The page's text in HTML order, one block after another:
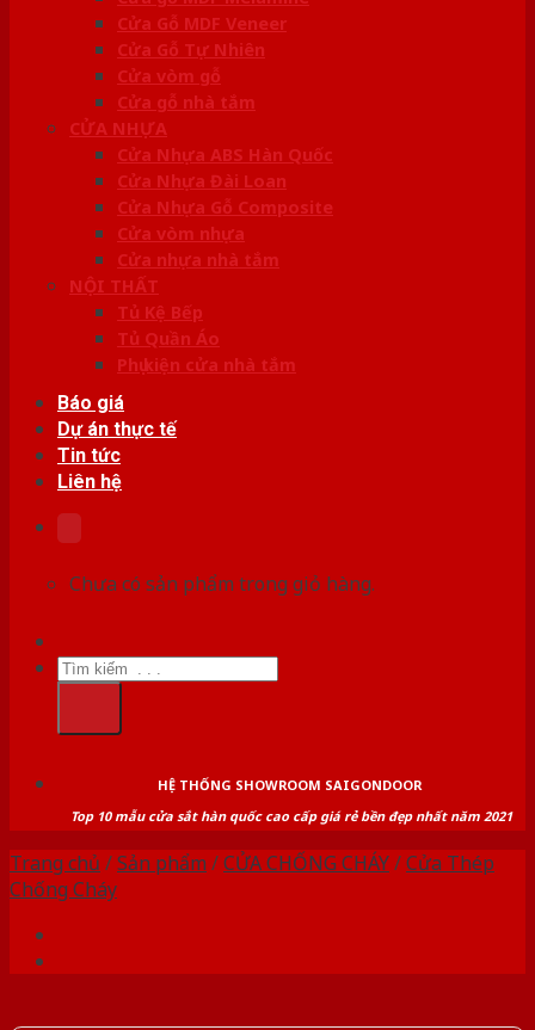
Cửa Gỗ MDF Veneer
Cửa Gỗ Tự Nhiên
Cửa vòm gỗ
Cửa gỗ nhà tắm
CỬA NHỰA
Cửa Nhựa ABS Hàn Quốc
Cửa Nhựa Đài Loan
Cửa Nhựa Gỗ Composite
Cửa vòm nhựa
Cửa nhựa nhà tắm
NỘI THẤT
Tủ Kệ Bếp
Tủ Quần Áo
Phụ kiện cửa nhà tắm
Báo giá
Dự án thực tế
Tin tức
Liên hệ
Chưa có sản phẩm trong giỏ hàng.
Tìm
kiếm:
HỆ THỐNG SHOWROOM SAIGONDOOR
Top 10 mẫu cửa sắt hàn quốc cao cấp giá rẻ bền đẹp nhất năm 2021
Trang chủ /Sản phẩm /CỬA CHỐNG CHÁY/Cửa Thép
Chống Cháy